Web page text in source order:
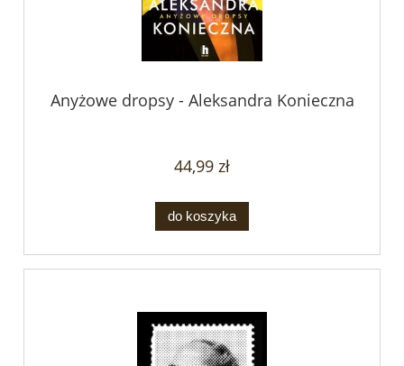
Anyżowe dropsy - Aleksandra Konieczna
44,99 zł
do koszyka